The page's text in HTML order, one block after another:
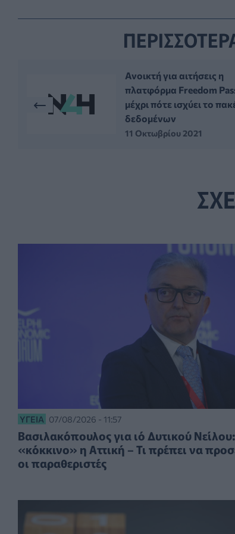
Ανοικτή για αιτήσεις η
πλατφόρμα Freedom
μέχρι πότε ισχύει το
δεδομένων
11 Οκτωβρίου 2021
ΥΓΕΊΑ 07/08/2026 - 11:57
Βασιλακόπουλος για ιό Δυτικού
«κόκκινο» η Αττική – Τι πρέπει να
οι παραθεριστές